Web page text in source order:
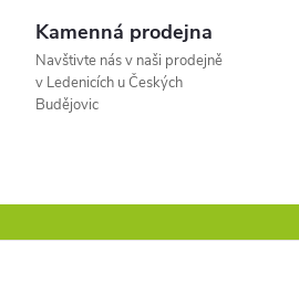
Kamenná prodejna
Navštivte nás v naši prodejně
v Ledenicích u Českých
Budějovic